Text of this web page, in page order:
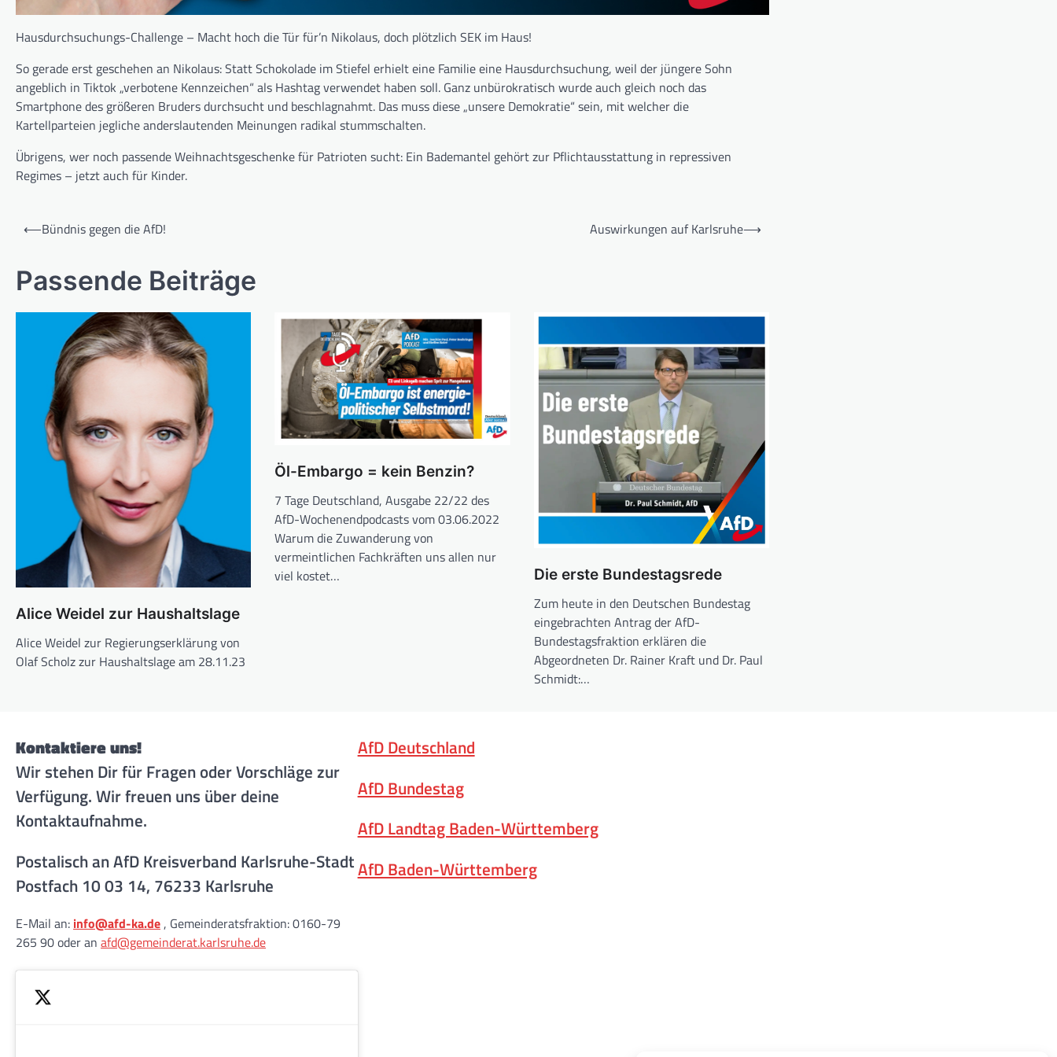
Hausdurchsuchungs-Challenge – Macht hoch die Tür für’n Nikolaus, doch plötzlich SEK im Haus!
So gerade erst geschehen an Nikolaus: Statt Schokolade im Stiefel erhielt eine Familie eine Hausdurchsuchung, weil der jüngere Sohn
angeblich in Tiktok „verbotene Kennzeichen“ als Hashtag verwendet haben soll. Ganz unbürokratisch wurde auch gleich noch das
Smartphone des größeren Bruders durchsucht und beschlagnahmt. Das muss diese „unsere Demokratie“ sein, mit welcher die
Kartellparteien jegliche anderslautenden Meinungen radikal stummschalten.
Übrigens, wer noch passende Weihnachtsgeschenke für Patrioten sucht: Ein Bademantel gehört zur Pflichtausstattung in repressiven
Regimes – jetzt auch für Kinder.
Beitragsnavigation
⟵Bündnis gegen die AfD! Auswirkungen auf Karlsruhe⟶
Passende Beiträge
Alice Weidel zur Haushaltslage
Alice Weidel zur Regierungserklärung von
Olaf Scholz zur Haushaltslage am 28.11.23
Öl-Embargo = kein Benzin?
7 Tage Deutschland, Ausgabe 22/22 des
AfD-Wochenendpodcasts vom 03.06.2022
Warum die Zuwanderung von
vermeintlichen Fachkräften uns allen nur
viel kostet…
Die erste Bundestagsrede
Zum heute in den Deutschen Bundestag
eingebrachten Antrag der AfD-
Bundestagsfraktion erklären die
Abgeordneten Dr. Rainer Kraft und Dr. Paul
Schmidt:…
Kontaktiere uns!
Wir stehen Dir für Fragen oder Vorschläge zur
Verfügung. Wir freuen uns über deine
Kontaktaufnahme.
Postalisch an AfD Kreisverband Karlsruhe-Stadt
Postfach 10 03 14, 76233 Karlsruhe
E-Mail an: info@afd-ka.de, Gemeinderatsfraktion: 0160-79
265 90 oder an afd@gemeinderat.karlsruhe.de
AfD Deutschland
AfD Bundestag
AfD Landtag Baden-Württemberg
AfD Baden-Württemberg